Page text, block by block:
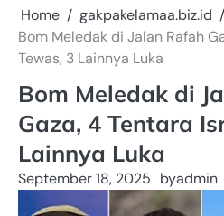
Home
gakpakelamaa.biz.id
Bom Meledak di Jalan Rafah
Tewas, 3 Lainnya Luka
Bom Meledak di
Gaza, 4 Tentara
Lainnya Luka
September 18, 2025 byadmin